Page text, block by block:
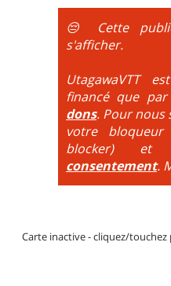
obligatoire.
DH / Gravity : Seule la
La montée est faite
mécanique. La difficulté
par des couleurs
tout suspendu et
😔 Cette
s'afficher.
UtagawaVTT
financé que
dons. Pour nous
votre
blocker) et
consentement.